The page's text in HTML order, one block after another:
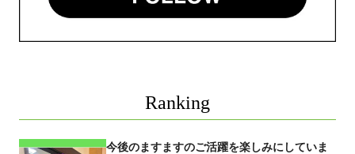
Ranking
今後のますますのご活躍を楽しみにしていま